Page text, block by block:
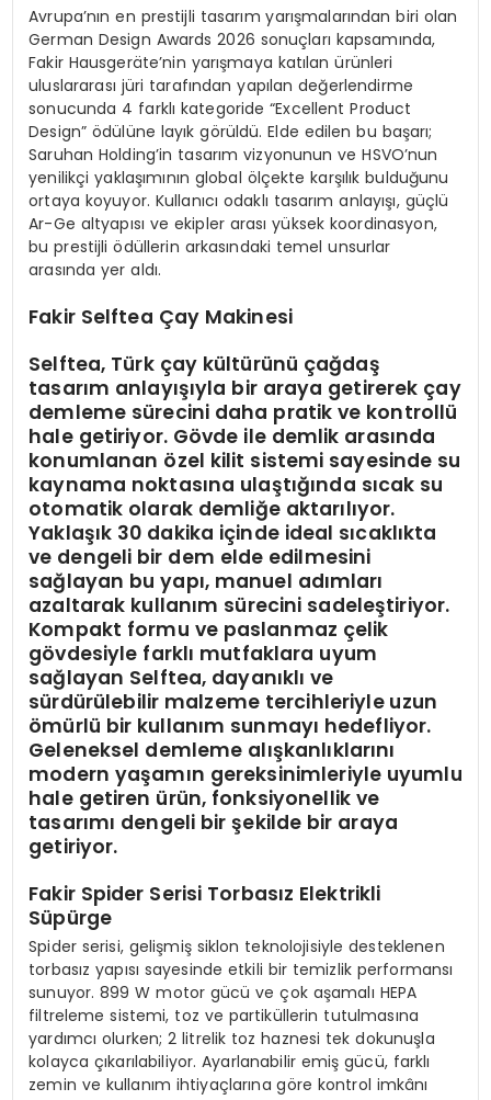
Avrupa’nın en prestijli tasarım yarışmalarından biri olan
German Design Awards 2026 sonuçları kapsamında,
Fakir Hausgeräte’nin yarışmaya katılan ürünleri
uluslararası jüri tarafından yapılan değerlendirme
sonucunda 4 farklı kategoride “Excellent Product
Design” ödülüne layık görüldü. Elde edilen bu başarı;
Saruhan Holding’in tasarım vizyonunun ve HSVO’nun
yenilikçi yaklaşımının global ölçekte karşılık bulduğunu
ortaya koyuyor. Kullanıcı odaklı tasarım anlayışı, güçlü
Ar-Ge altyapısı ve ekipler arası yüksek koordinasyon,
bu prestijli ödüllerin arkasındaki temel unsurlar
arasında yer aldı.
Fakir Selftea Çay Makinesi
Selftea, Türk çay kültürünü çağdaş
tasarım anlayışıyla bir araya getirerek çay
demleme sürecini daha pratik ve kontrollü
hale getiriyor. Gövde ile demlik arasında
konumlanan özel kilit sistemi sayesinde su
kaynama noktasına ulaştığında sıcak su
otomatik olarak demliğe aktarılıyor.
Yaklaşık 30 dakika içinde ideal sıcaklıkta
ve dengeli bir dem elde edilmesini
sağlayan bu yapı, manuel adımları
azaltarak kullanım sürecini sadeleştiriyor.
Kompakt formu ve paslanmaz çelik
gövdesiyle farklı mutfaklara uyum
sağlayan Selftea, dayanıklı ve
sürdürülebilir malzeme tercihleriyle uzun
ömürlü bir kullanım sunmayı hedefliyor.
Geleneksel demleme alışkanlıklarını
modern yaşamın gereksinimleriyle uyumlu
hale getiren ürün, fonksiyonellik ve
tasarımı dengeli bir şekilde bir araya
getiriyor.
Fakir Spider Serisi Torbasız Elektrikli
Süpürge
Spider serisi, gelişmiş siklon teknolojisiyle desteklenen
torbasız yapısı sayesinde etkili bir temizlik performansı
sunuyor. 899 W motor gücü ve çok aşamalı HEPA
filtreleme sistemi, toz ve partiküllerin tutulmasına
yardımcı olurken; 2 litrelik toz haznesi tek dokunuşla
kolayca çıkarılabiliyor. Ayarlanabilir emiş gücü, farklı
zemin ve kullanım ihtiyaçlarına göre kontrol imkânı